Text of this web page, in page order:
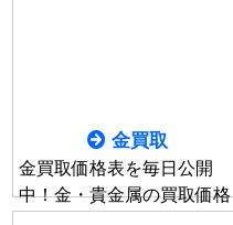
金買取
金買取価格表を毎日公開
中！金・貴金属の買取価格